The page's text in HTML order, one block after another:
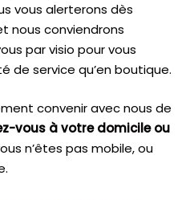
vous alerterons dès
nous conviendrons
par visio pour vous
de service qu’en boutique.
convenir avec nous de
vous à votre domicile ou
n’êtes pas mobile, ou